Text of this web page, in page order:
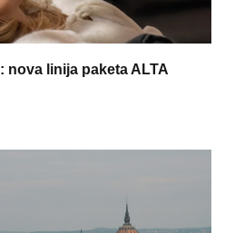
nova linija paketa ALTA